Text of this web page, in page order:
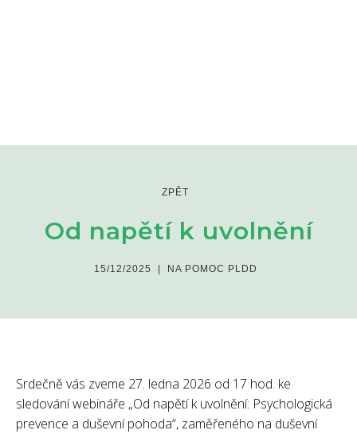
ZPĚT
Od napětí k uvolnění
15/12/2025 NA POMOC PLDD
Srdečně vás zveme 27. ledna 2026 od 17 hod. ke
sledování webináře „Od napětí k uvolnění: Psychologická
prevence a duševní pohoda“, zaměřeného na duševní